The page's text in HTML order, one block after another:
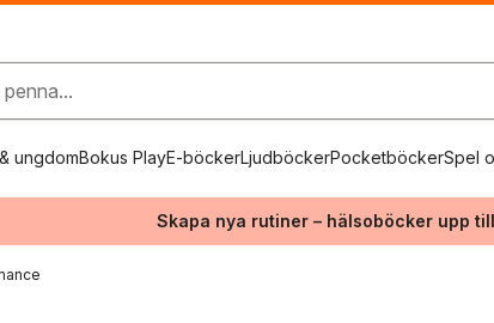
ungdomBokus PlayE-böckerLjudböckerPocketböckerSpel
Skapa nya rutiner – hälsoböcker upp